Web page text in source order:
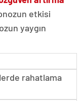
etkisi
yaygın
rahatlama